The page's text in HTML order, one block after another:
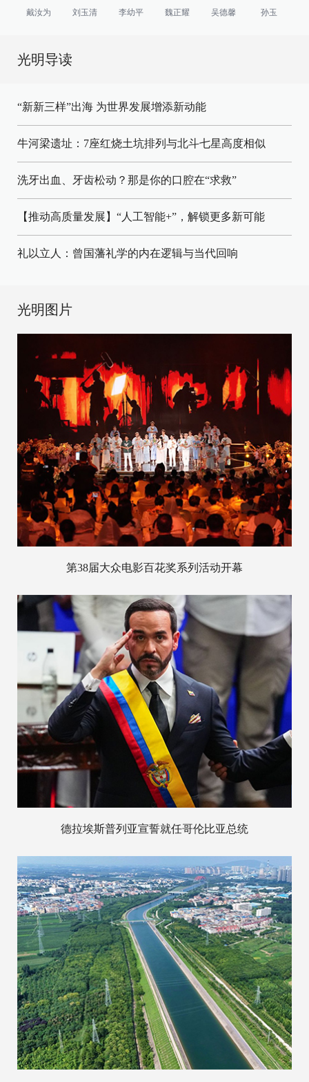
戴汝为
刘玉清 李幼平 魏正耀 吴德馨 孙玉
光明导读
“新新三样”出海 为世界发展增添新动能
牛河梁遗址：7座红烧土坑排列与北斗七星高度相似
洗牙出血、牙齿松动？那是你的口腔在“求救”
【推动高质量发展】“人工智能+”，解锁更多新可能
礼以立人：曾国藩礼学的内在逻辑与当代回响
光明图片
第38届大众电影百花奖系列活动开幕
德拉埃斯普列亚宣誓就任哥伦比亚总统